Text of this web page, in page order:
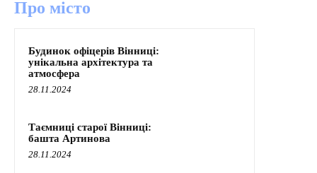
Про місто
Будинок офіцерів Вінниці:
унікальна архітектура та
атмосфера
28.11.2024
Таємниці старої Вінниці:
башта Артинова
28.11.2024